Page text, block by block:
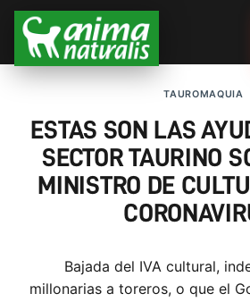
TAUROMAQUIA
ESTAS SON LAS
SECTOR TAURINO
MINISTRO DE
Bajada del IVA cultural,
millonarias a toreros, o que el